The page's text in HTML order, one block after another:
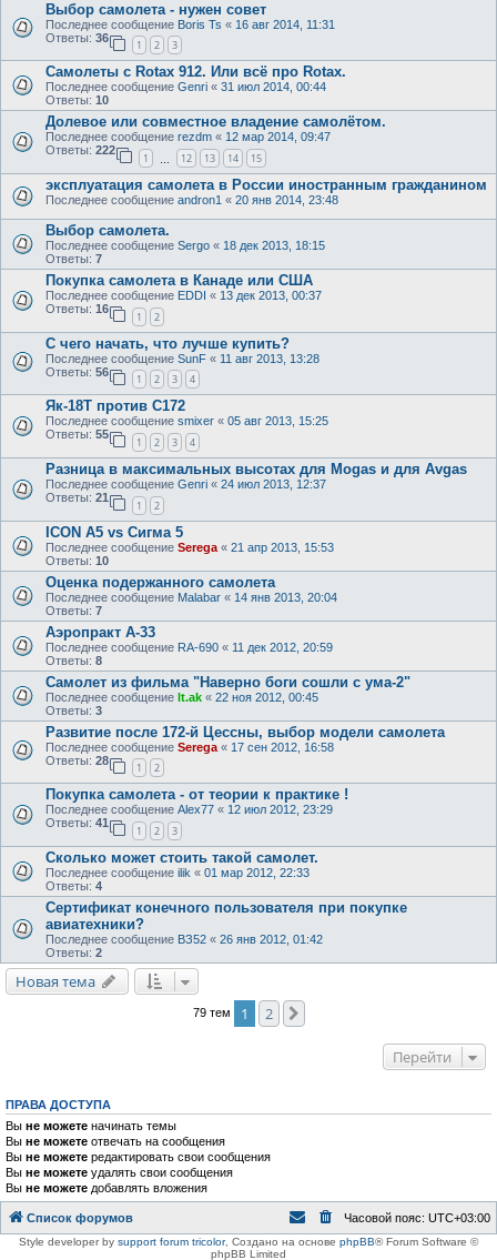
Выбор самолета - нужен совет
Последнее сообщение Boris Ts « 16 авг 2014, 11:31
Ответы: 36
1 2 3
Самолеты с Rotax 912. Или всё про Rotax.
Последнее сообщение Genri « 31 июл 2014, 00:44
Ответы: 10
Долевое или совместное владение самолётом.
Последнее сообщение rezdm « 12 мар 2014, 09:47
Ответы: 222
1 12 13 14 15
эксплуатация самолета в России иностранным гражданином
Последнее сообщение andron1 « 20 янв 2014, 23:48
Выбор самолета.
Последнее сообщение Sergo « 18 дек 2013, 18:15
Ответы: 7
Покупка самолета в Канаде или США
Последнее сообщение EDDI « 13 дек 2013, 00:37
Ответы: 16
1 2
С чего начать, что лучше купить?
Последнее сообщение SunF « 11 авг 2013, 13:28
Ответы: 56
1 2 3 4
Як-18Т против C172
Последнее сообщение smixer « 05 авг 2013, 15:25
Ответы: 55
1 2 3 4
Разница в максимальных высотах для Mogas и для Avgas
Последнее сообщение Genri « 24 июл 2013, 12:37
Ответы: 21
1 2
ICON A5 vs Сигма 5
Последнее сообщение Serega « 21 апр 2013, 15:53
Ответы: 10
Оценка подержанного самолета
Последнее сообщение Malabar « 14 янв 2013, 20:04
Ответы: 7
Аэропракт А-33
Последнее сообщение RA-690 « 11 дек 2012, 20:59
Ответы: 8
Самолет из фильма "Наверно боги сошли с ума-2"
Последнее сообщение lt.ak « 22 ноя 2012, 00:45
Ответы: 3
Развитие после 172-й Цессны, выбор модели самолета
Последнее сообщение Serega « 17 сен 2012, 16:58
Ответы: 28
1 2
Покупка самолета - от теории к практике !
Последнее сообщение Alex77 « 12 июл 2012, 23:29
Ответы: 41
1 2 3
Сколько может стоить такой самолет.
Последнее сообщение ilik « 01 мар 2012, 22:33
Ответы: 4
Сертификат конечного пользователя при покупке
авиатехники?
Последнее сообщение ВЗ52 « 26 янв 2012, 01:42
Ответы: 2
Новая тема
79 тем 1 2
Перейти
ПРАВА ДОСТУПА
Вы не можете начинать темы
Вы не можете отвечать на сообщения
Вы не можете редактировать свои сообщения
Вы не можете удалять свои сообщения
Вы не можете добавлять вложения
Список форумов Часовой пояс: UTC+03:00
Style developer by support forum tricolor, Создано на основе phpBB® Forum Software ©
phpBB Limited